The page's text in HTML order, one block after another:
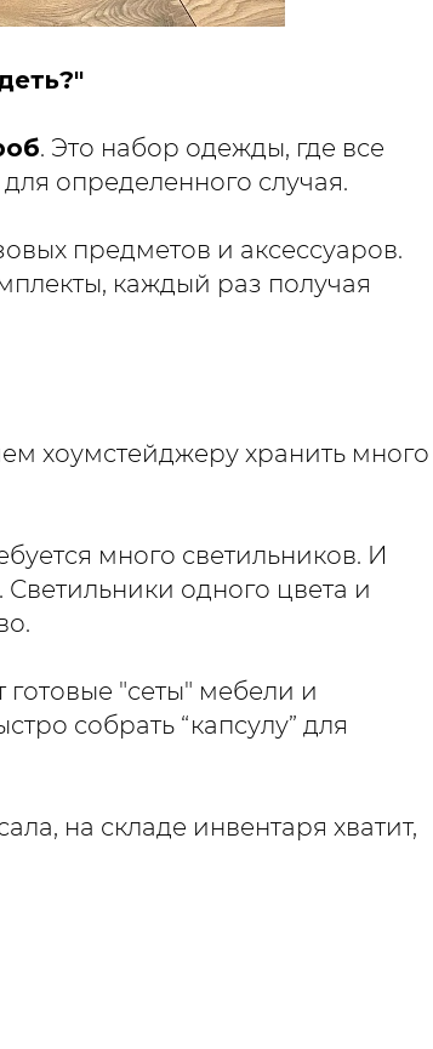
. Это набор одежды, где все
определенного случая.
предметов и аксессуаров.
каждый раз получая
хоумстейджеру хранить много
много светильников. И
Светильники одного цвета и
"сеты" мебели и
собрать “капсулу” для
на складе инвентаря хватит,